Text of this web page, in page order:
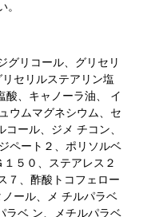
グリコール、グリセリ
セリルステアリン塩
酸、キャノーラ油、 イ
ウムマグネシウム、セ
ール、ジメ チコン、
ペート２、ポリソルベ
５０、ステアレス２
７、酢酸トコフェロー
ール、メ チルパラベ
ラベ ン、メチルパラベ